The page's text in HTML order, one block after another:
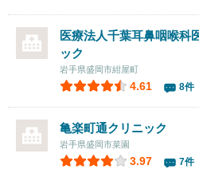
医療法人千葉耳鼻咽喉科
ック
岩手県盛岡市紺屋町
4.61 8件
亀楽町通クリニック
岩手県盛岡市菜園
3.97 7件